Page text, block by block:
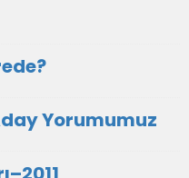
Yorumumuz